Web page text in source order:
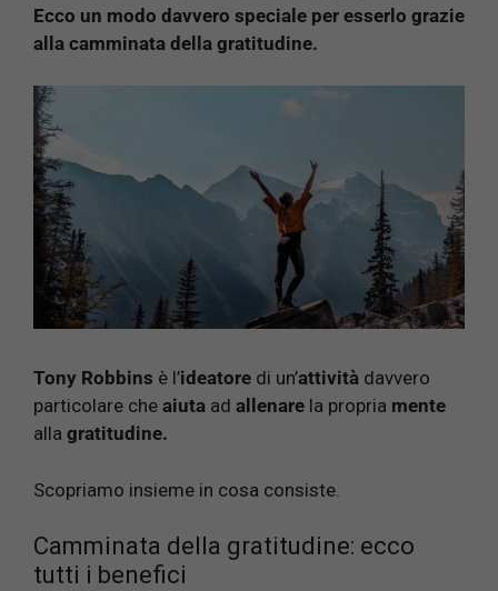
Ecco un modo davvero speciale per esserlo grazie
alla camminata della gratitudine.
Tony Robbins è l’ideatore di un’attività davvero
particolare che aiuta ad allenare la propria mente
alla gratitudine.
Scopriamo insieme in cosa consiste.
Camminata della gratitudine: ecco
tutti i benefici